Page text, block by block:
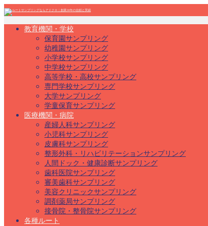
教育機関・学校
保育園サンプリング
幼稚園サンプリング
小学校サンプリング
中学校サンプリング
高等学校・高校サンプリング
専門学校サンプリング
大学サンプリング
学童保育サンプリング
医療機関・病院
産婦人科サンプリング
小児科サンプリング
皮膚科サンプリング
整形外科・リハビリテーションサンプリング
人間ドック・健康診断サンプリング
歯科医院サンプリング
審美歯科サンプリング
美容クリニックサンプリング
調剤薬局サンプリング
接骨院・整骨院サンプリング
各種ルート